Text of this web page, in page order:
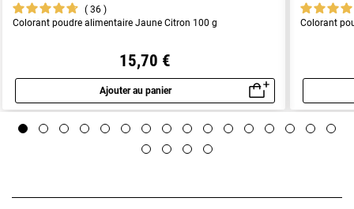
36
Colorant poudre alimentaire Jaune Citron 100 g
15,70 €
Ajouter au panier
Aperçu rapide
Colorant